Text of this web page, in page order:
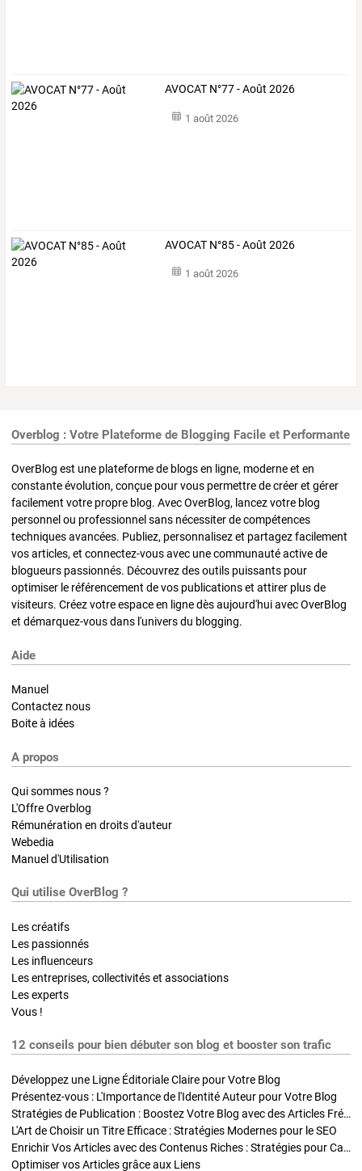
AVOCAT N°77 - Août 2026
1 août 2026
AVOCAT N°85 - Août 2026
1 août 2026
Overblog : Votre Plateforme de Blogging Facile et Performante
OverBlog est une plateforme de blogs en ligne, moderne et en
constante évolution, conçue pour vous permettre de créer et gérer
facilement votre propre blog. Avec OverBlog, lancez votre blog
personnel ou professionnel sans nécessiter de compétences
techniques avancées. Publiez, personnalisez et partagez facilement
vos articles, et connectez-vous avec une communauté active de
blogueurs passionnés. Découvrez des outils puissants pour
optimiser le référencement de vos publications et attirer plus de
visiteurs. Créez votre espace en ligne dès aujourd'hui avec OverBlog
et démarquez-vous dans l'univers du blogging.
Aide
Manuel
Contactez nous
Boite à idées
A propos
Qui sommes nous ?
L'Offre Overblog
Rémunération en droits d'auteur
Webedia
Manuel d'Utilisation
Qui utilise OverBlog ?
Les créatifs
Les passionnés
Les influenceurs
Les entreprises, collectivités et associations
Les experts
Vous !
12 conseils pour bien débuter son blog et booster son trafic
Développez une Ligne Éditoriale Claire pour Votre Blog
Présentez-vous : L'Importance de l'Identité Auteur pour Votre Blog
Stratégies de Publication : Boostez Votre Blog avec des Articles Fréquents et Exclusifs
L'Art de Choisir un Titre Efficace : Stratégies Modernes pour le SEO
Enrichir Vos Articles avec des Contenus Riches : Stratégies pour Captiver et Optimiser
Optimiser vos Articles grâce aux Liens